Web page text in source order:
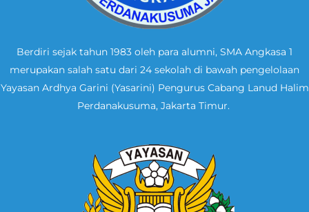
Berdiri sejak tahun 1983 oleh para alumni, SMA Angkasa 1
merupakan salah satu dari 24 sekolah di bawah pengelolaan
Yayasan Ardhya Garini (Yasarini) Pengurus Cabang Lanud Halim
Perdanakusuma, Jakarta Timur.